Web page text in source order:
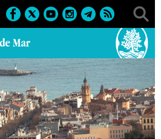
> 2024 > Activitats literàries